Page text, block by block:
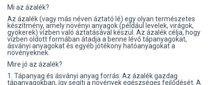
Mi az ázalék?
Az ázalék (vagy más néven áztató lé) egy olyan természetes
készítmény, amely növényi anyagok (például levelek, virágok,
gyökerek) vízben való áztatásával készül. Az ázalék célja, hogy
vízben oldott formában átadja a benne lévő tápanyagokat,
ásványi anyagokat és egyéb jótékony hatóanyagokat a
növényeknek.
Mire jó az ázalék?
1. Tápanyag és ásványi anyag forrás: Az ázalék gazdag
tápanyagokban, így segíti a növények egészséges fejlődését. A